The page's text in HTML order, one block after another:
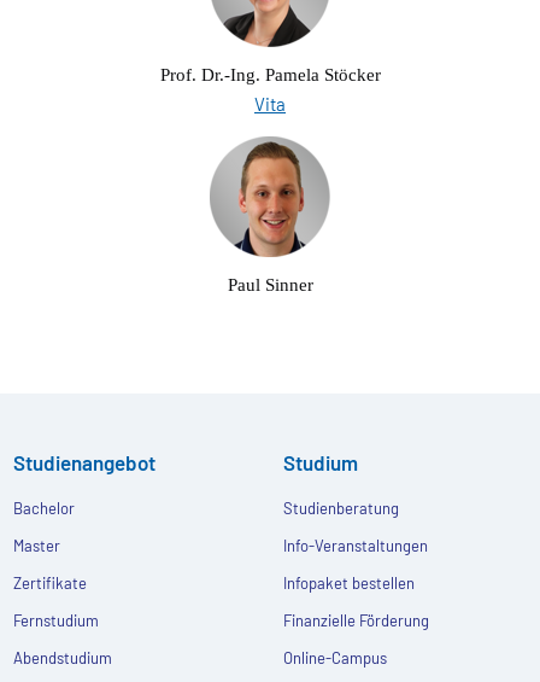
Prof. Dr.-Ing. Pamela Stöcker
Vita
Paul Sinner
Studienangebot
Bachelor
Master
Zertifikate
Fernstudium
Abendstudium
Studium
Studienberatung
Info-Veranstaltungen
Infopaket bestellen
Finanzielle Förderung
Online-Campus